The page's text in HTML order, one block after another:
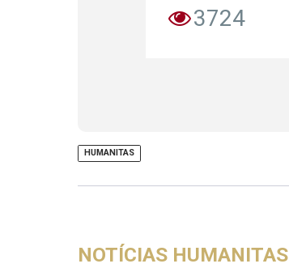
3724
HUMANITAS
NOTÍCIAS HUMANITAS